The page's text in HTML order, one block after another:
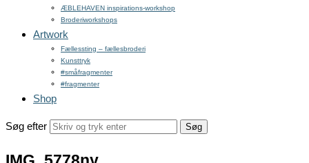
ÆBLEHAVEN inspirations-workshop
Broderiworkshops
Artwork
Fællessting – fællesbroderi
Kunsttryk
#småfragmenter
#fragmenter
Shop
Søg efter